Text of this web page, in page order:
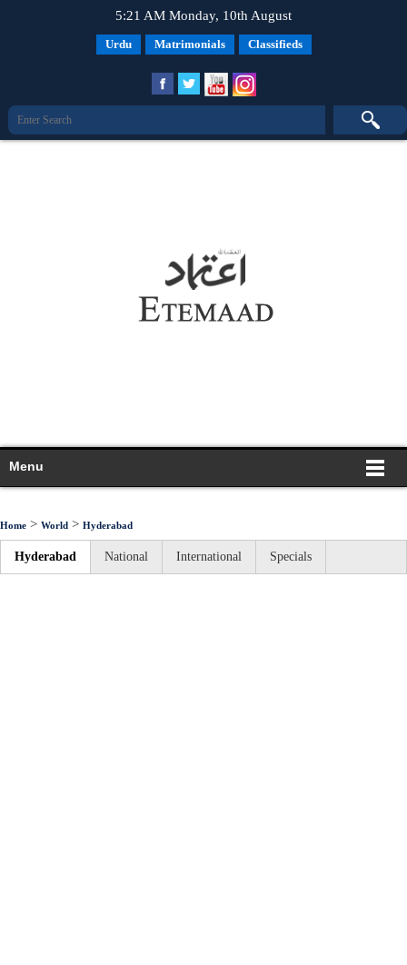
5:21 AM Monday, 10th August
Urdu Matrimonials Classifieds
Menu
Home > World > Hyderabad
Hyderabad National International Specials